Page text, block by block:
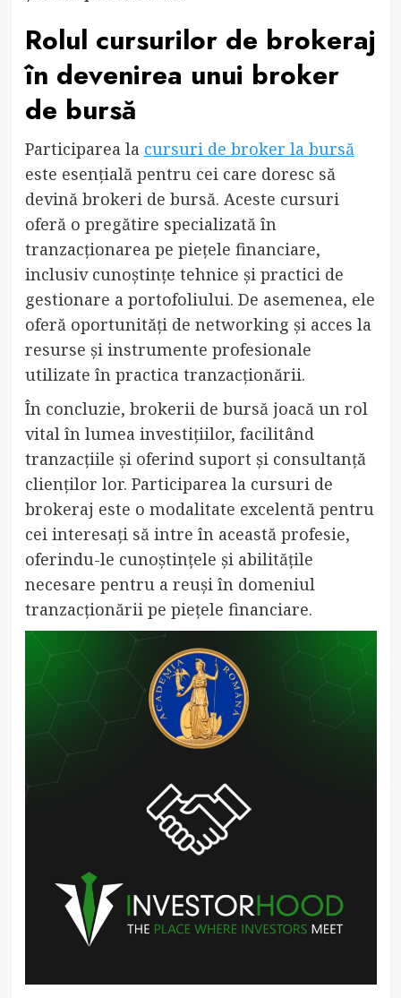
Rolul cursurilor de brokeraj
în devenirea unui broker
de bursă
Participarea la cursuri de broker la bursă
este esențială pentru cei care doresc să
devină brokeri de bursă. Aceste cursuri
oferă o pregătire specializată în
tranzacționarea pe piețele financiare,
inclusiv cunoștințe tehnice și practici de
gestionare a portofoliului. De asemenea, ele
oferă oportunități de networking și acces la
resurse și instrumente profesionale
utilizate în practica tranzacționării.
În concluzie, brokerii de bursă joacă un rol
vital în lumea investițiilor, facilitând
tranzacțiile și oferind suport și consultanță
clienților lor. Participarea la cursuri de
brokeraj este o modalitate excelentă pentru
cei interesați să intre în această profesie,
oferindu-le cunoștințele și abilitățile
necesare pentru a reuși în domeniul
tranzacționării pe piețele financiare.